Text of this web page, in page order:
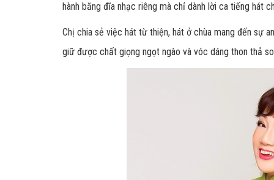
hành băng đĩa nhạc riêng mà chỉ dành lời ca tiếng hát
Chị chia sẻ việc hát từ thiện, hát ở chùa mang đến sự
giữ được chất giọng ngọt ngào và vóc dáng thon thả